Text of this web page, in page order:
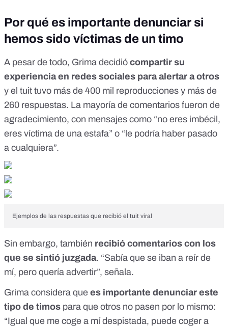
Por qué es importante denunciar si
hemos sido víctimas de un timo
A pesar de todo, Grima decidió compartir su
experiencia en redes sociales para alertar a otros
y el tuit tuvo más de 400 mil reproducciones y más de
260 respuestas. La mayoría de comentarios fueron de
agradecimiento, con mensajes como “no eres imbécil,
eres víctima de una estafa” o “le podría haber pasado
a cualquiera”.
Ejemplos de las respuestas que recibió el tuit viral
Sin embargo, también recibió comentarios con los
que se sintió juzgada. “Sabía que se iban a reír de
mí, pero quería advertir”, señala.
Grima considera que es importante denunciar este
tipo de timos para que otros no pasen por lo mismo:
“Igual que me coge a mí despistada, puede coger a